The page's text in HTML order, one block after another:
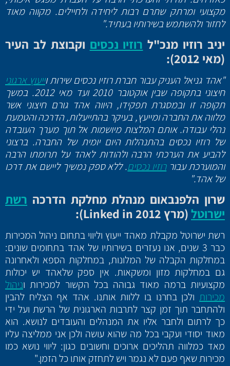
מקצועי ומרתק שתרם רבות ליחידה ולחיילים. מקווה מאוד
לחזור ולהשתמש בשירותיו בעתיד."
יניב רוזיו מנכ"ל רוזיו נכסים וקבוצת לב העיר
(מאי 2012):
"אהד גניאל העניק עבור חברת רוזיו נכסים שירות וייעוץ ארגוני
חיצוני בתקופה שבין אוקטובר 2010 ועד מאי 2012. במשך
תקופה זו ובמסגרת תפקידו, היווה אהד גורם חיצוני אשר
מלווה את החברה ומייעץ, בעיקר בהתייעלות, הדרכה והטמעת
נהלי עבודה. אותם המלצות מיושמות אל תוך מערך העובדה
של רוזיו נכסים בהתנהלות היום יומית של החברה. ברצוני
להביע את הערכתי הרבה ולהודות לאהד על תרומתו הרבה
והמוערכת עבוררוזיו נכסים. ללא ספק נמשיך ליישם את דרכו
של אהד."
שרון הלפנבאום מנהלת מחלקת הדרכה רשת
ישרוטל(מרץ 2012 Linked in
):
רשת ישרוטל מקבלת מאהד ייעוץ וליווי בתחום ניהול המכירות
כבר 3 שנים, אנו נעזרים בשירותיו של אהד בתחומים שונים:
במחלקות הקבלה של המלונות, במחלקות הספא ולאחרונה
גם במחלקות מזון ומשקאות. אין ספק שלאהד יש יכולות
מקצועיות ברמה מאוד גבוהה בכל הקשור למכירות וניהול
מכירות ולכן בחרנו בו ללוות אותנו. אהד אף הצליח להבין
ולהתחבר תוך זמן קצר לתרבות הארגונית של הרשת ועל ידי
כך לרתום ולחבר אליו את המנהלים והעובדים לנושא. הוא
מאוד יסודי ועקבי בכל מה שהוא עושה ולכן אני ממליצה עליו
מאד כמלווה תהליכים ארוכים וחשובים כגון: ליווי נושא כמו
מכירות שאף פעם לא נגמר ויש לתחזק אותו כל הזמן."